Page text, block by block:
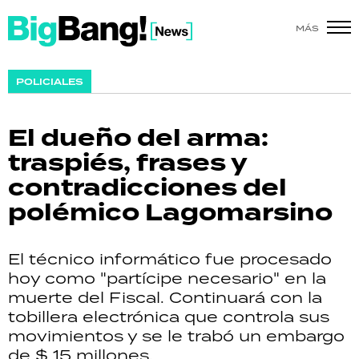
MÁS
POLICIALES
El dueño del arma:
traspiés, frases y
contradicciones del
polémico Lagomarsino
El técnico informático fue procesado
hoy como "partícipe necesario" en la
muerte del Fiscal. Continuará con la
tobillera electrónica que controla sus
movimientos y se le trabó un embargo
de $ 15 millones.
SHOW
ACTUALIDAD
POLICIALES
ECONOMÍA
GRAN HERMANO
SALUD
DEPORTES